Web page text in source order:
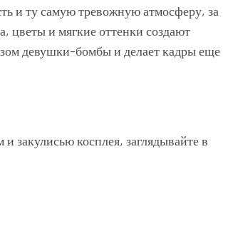
и ту самую тревожную атмосферу, за
цветы и мягкие оттенки создают
девушки-бомбы и делает кадры еще
закулисью косплея, заглядывайте в